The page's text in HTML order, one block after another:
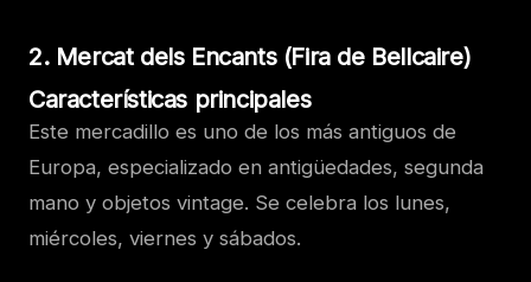
2. Mercat dels Encants (Fira de Bellcaire)
Características principales
Este mercadillo es uno de los más antiguos de
Europa, especializado en antigüedades, segunda
mano y objetos vintage. Se celebra los lunes,
miércoles, viernes y sábados.